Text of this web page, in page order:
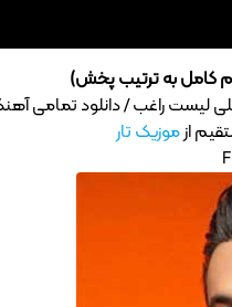
کامل به ترتیب پخش)
لیست راغب / دانلود تمامی
ازموزیک تار